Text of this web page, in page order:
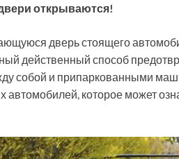
открываются!
дверь стоящего
действенный способ
собой и припаркованными
автомобилей, которое может